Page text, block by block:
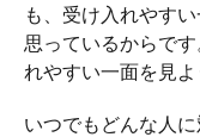
も、受け入れやす
思っているからで
れやすい一面を見
いつでもどんな人